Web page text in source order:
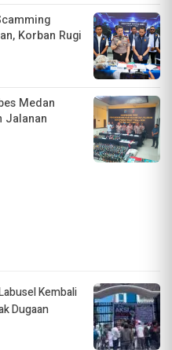
Korban Rugi
Medan
Jalanan
Kembali
Dugaan